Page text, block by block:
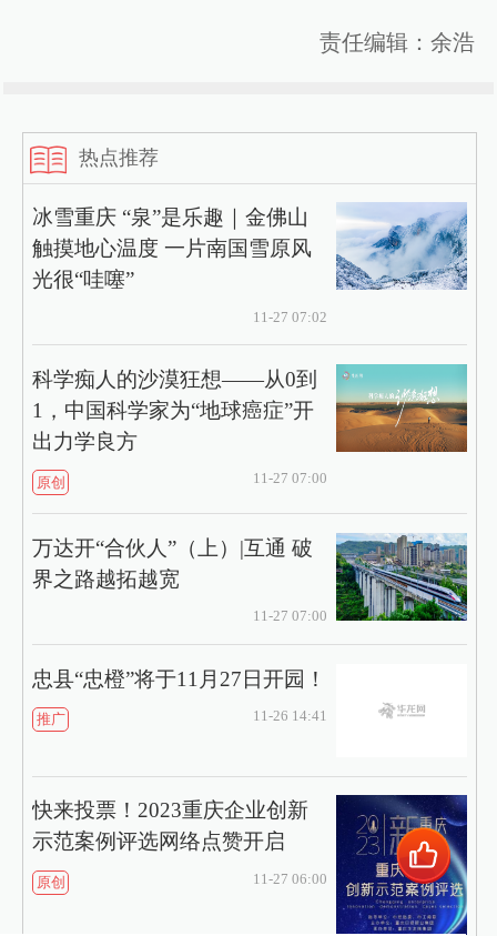
责任编辑：余浩
热点推荐
冰雪重庆 “泉”是乐趣｜金佛山
触摸地心温度 一片南国雪原风
光很“哇噻”
11-27 07:02
科学痴人的沙漠狂想——从0到
1，中国科学家为“地球癌症”开
出力学良方
原创 11-27 07:00
万达开“合伙人”（上）|互通 破
界之路越拓越宽
11-27 07:00
忠县“忠橙”将于11月27日开园！
推广 11-26 14:41
快来投票！2023重庆企业创新
示范案例评选网络点赞开启
原创 11-27 06:00